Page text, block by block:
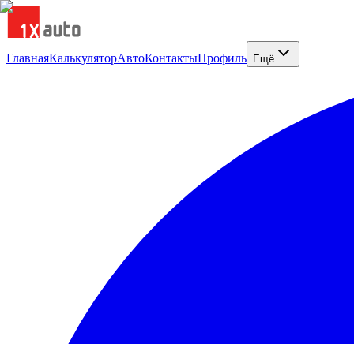
ГлавнаяКалькуляторАвтоКонтактыПрофиль Ещё